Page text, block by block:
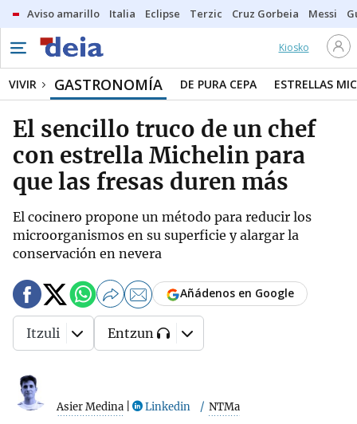
Aviso amarillo Italia Eclipse Terzic Cruz Gorbeia Messi
Kiosko
VIVIR GASTRONOMÍA DE PURA CEPA ESTRELLAS
El sencillo truco de un chef
con estrella Michelin para
que las fresas duren más
El cocinero propone un método para reducir los
microorganismos en su superficie y alargar la
conservación en nevera
Asier Medina Linkedin NTMa
Añádenos en Google
Itzuli Entzun